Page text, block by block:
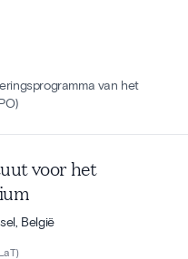
van het
voor het
België